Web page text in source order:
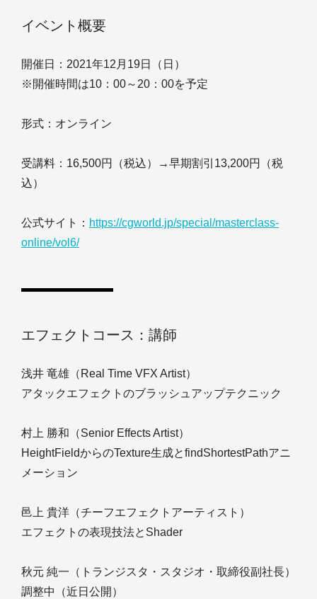
イベント概要
開催日：2021年12月19日（日）
※開催時間は10：00～20：00を予定
形式：オンライン
受講料：16,500円（税込）→早期割引13,200円（税
込）
公式サイト： https://cgworld.jp/special/masterclass-
online/vol6/
エフェクトコース：講師
浅井 竜雄（Real Time VFX Artist）
アタックエフェクトのブラッシュアップテクニック
村上 勝和（Senior Effects Artist）
HeightFieldからのTexture生成とfindShortestPathアニ
メーション
邑上 貴洋（チーフエフェクトアーティスト）
エフェクトの表現技法とShader
秋元 純一（トランジスタ・スタジオ・取締役副社長）
調整中（近日公開）